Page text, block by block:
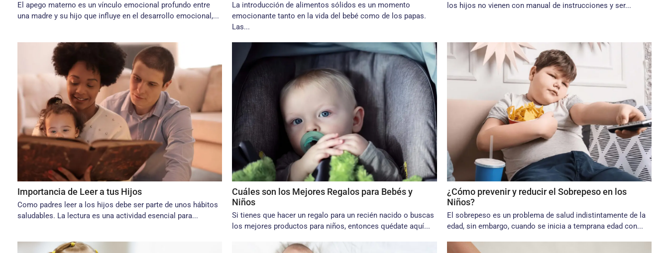
El apego materno es un vínculo emocional profundo entre
una madre y su hijo que influye en el desarrollo emocional,...
La introducción de alimentos sólidos es un momento
emocionante tanto en la vida del bebé como de los papas.
Las...
los hijos no vienen con manual de instrucciones y ser...
Importancia de Leer a tus Hijos
Como padres leer a los hijos debe ser parte de unos hábitos
saludables. La lectura es una actividad esencial para...
Cuáles son los Mejores Regalos para Bebés y
Niños
Si tienes que hacer un regalo para un recién nacido o buscas
los mejores productos para niños, entonces quédate aquí...
¿Cómo prevenir y reducir el Sobrepeso en los
Niños?
El sobrepeso es un problema de salud indistintamente de la
edad, sin embargo, cuando se inicia a temprana edad con...